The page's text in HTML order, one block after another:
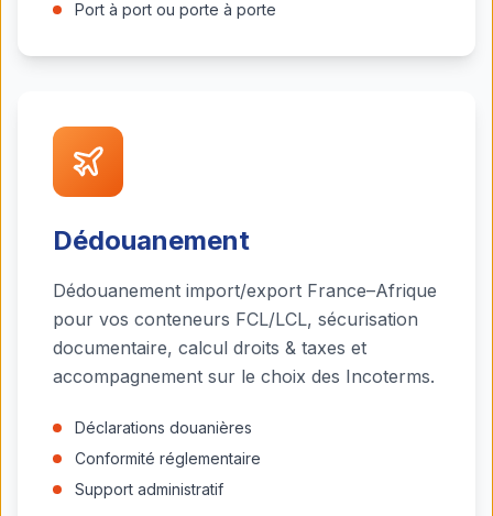
Port à port ou porte à porte
Dédouanement
Dédouanement import/export France–Afrique
pour vos conteneurs FCL/LCL, sécurisation
documentaire, calcul droits & taxes et
accompagnement sur le choix des Incoterms.
Déclarations douanières
Conformité réglementaire
Support administratif